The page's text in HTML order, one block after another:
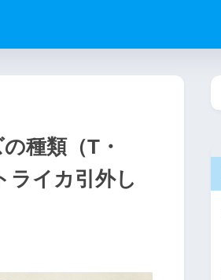
種類（T・
ライカ引外し